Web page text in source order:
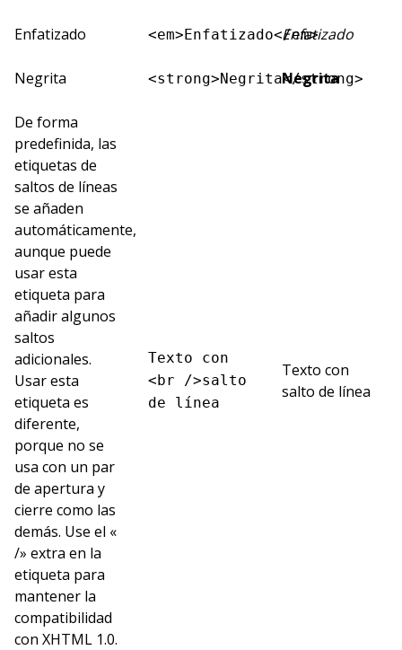
Enfatizado <em>Enfatizado</em>Enfatizado
Negrita <strong>Negrita</strong>
Negrita
De forma
predefinida, las
etiquetas de
saltos de líneas
se añaden
automáticamente,
aunque puede
usar esta
etiqueta para
añadir algunos
saltos
adicionales.
Usar esta
etiqueta es
diferente,
porque no se
usa con un par
de apertura y
cierre como las
demás. Use el «
/» extra en la
etiqueta para
mantener la
compatibilidad
con XHTML 1.0.
Texto con
<br />salto
de línea
Texto con
salto de línea